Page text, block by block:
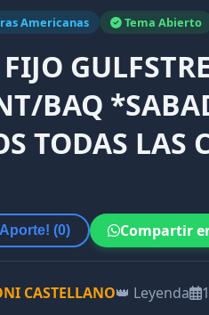
Americanas Tema Abierto
BAQ
TODAS LAS
(0) Compartir
CASTELLANO👑 Leyenda